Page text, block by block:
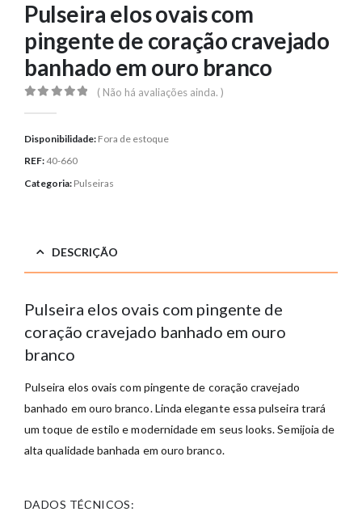
Pulseira elos ovais com
pingente de coração cravejado
banhado em ouro branco
( Não há avaliações ainda. )
Disponibilidade: Fora de estoque
REF:40-660
Categoria: Pulseiras
DESCRIÇÃO
Pulseira elos ovais com pingente de
coração cravejado banhado em ouro
branco
Pulseira elos ovais com pingente de coração cravejado
banhado em ouro branco. Linda elegante essa pulseira trará
um toque de estilo e modernidade em seus looks. Semijoia de
alta qualidade banhada em ouro branco.
DADOS TÉCNICOS: